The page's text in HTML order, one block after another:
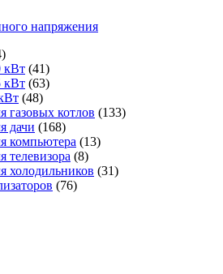
напряжения
кВт (41)
кВт (63)
(48)
газовых котлов (133)
дачи (168)
компьютера (13)
телевизора (8)
холодильников (31)
(76)